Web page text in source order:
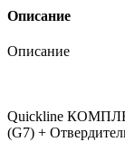
Описание
Описание
Quickline
(G7) +